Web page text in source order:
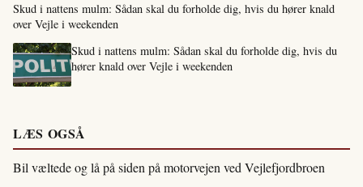
Skud i nattens mulm: Sådan skal du forholde dig, hvis du hører knald
over Vejle i weekenden
Skud i nattens mulm: Sådan skal du forholde dig, hvis du
hører knald over Vejle i weekenden
LÆS OGSÅ
Bil væltede og lå på siden på motorvejen ved Vejlefjordbroen